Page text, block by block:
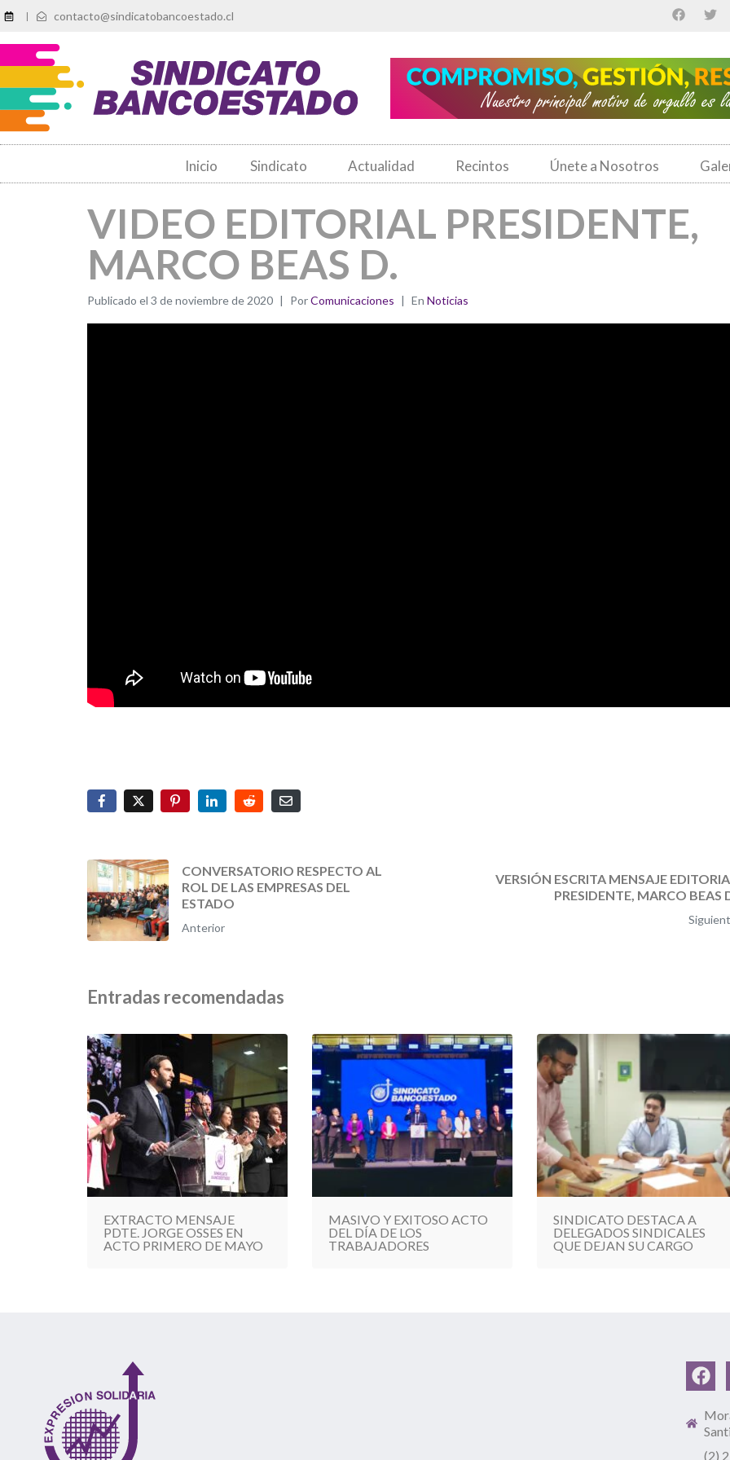
| contacto@sindicatobancoestado.cl
Inicio Sindicato Actualidad Recintos Únete a Nosotros
VIDEO EDITORIAL PRESIDENTE,
MARCO BEAS D.
Publicado el 3 de noviembre de 2020 PorComunicaciones En Noticias
CONVERSATORIO RESPECTO AL
ROL DE LAS EMPRESAS DEL
ESTADO
Anterior
VERSIÓN ESCRITA MENSAJE
PRESIDENTE, MARCO BEAS
Entradas recomendadas
EXTRACTO MENSAJE
PDTE. JORGE OSSES EN
ACTO PRIMERO DE MAYO
MASIVO Y EXITOSO ACTO
DEL DÍA DE LOS
TRABAJADORES
SINDICATO DESTACA A
DELEGADOS SINDICALES
QUE DEJAN SU CARGO
(2)